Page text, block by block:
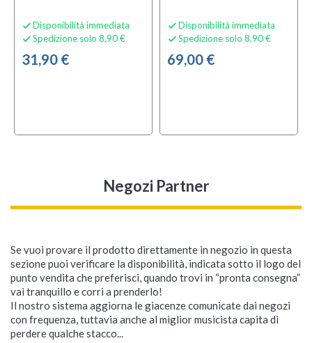
 Disponibilità immediata
 Spedizione solo 8,90 €
31,90 €
 Disponibilità immediata
 Spedizione solo 8,90 €
69,00 €
Negozi Partner
Se vuoi provare il prodotto direttamente in negozio in questa
sezione puoi verificare la disponibilità, indicata sotto il logo del
punto vendita che preferisci, quando trovi in “pronta consegna”
vai tranquillo e corri a prenderlo!
Il nostro sistema aggiorna le giacenze comunicate dai negozi
con frequenza, tuttavia anche al miglior musicista capita di
perdere qualche stacco...